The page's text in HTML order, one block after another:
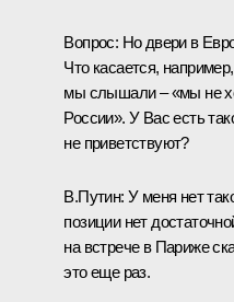
Вопрос: Но двери в
Что касается,
мы слышали – «мы не
России». У Вас есть
не приветствуют?
В.Путин: У меня нет
позиции нет
на встрече в Париже
это еще раз.